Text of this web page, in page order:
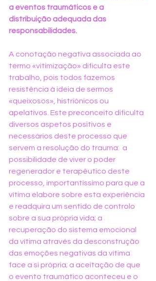
a eventos traumáticos e a
distribuição adequada das
responsabilidades.
A conotação negativa associada ao
termo «vitimização» dificulta este
trabalho, pois todos fazemos
resistência à ideia de sermos
«queixosos», histriónicos ou
apelativos. Este preconceito dificulta
diversos aspetos positivos e
necessários deste processo que
servem a resolução do trauma:  a
possibilidade de viver o poder
regenerador e terapêutico deste
processo, importantíssimo para que a
vítima elabore sobre esta experiência
e readquira um sentido de controlo
sobre a sua própria vida; a
recuperação do sistema emocional
da vítima através da desconstrução
das emoções negativas da vítima
face a si própria; a aceitação de que
o evento traumático aconteceu e o